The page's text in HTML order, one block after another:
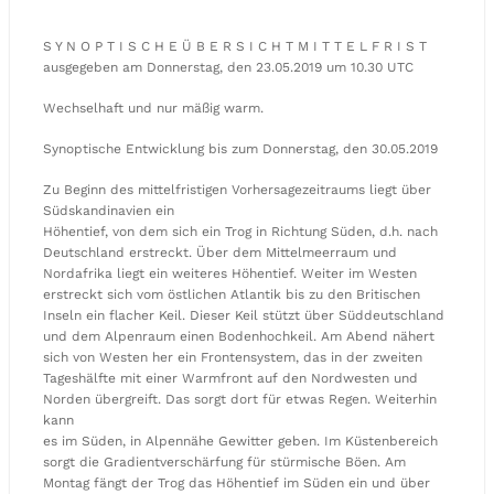
S Y N O P T I S C H E Ü B E R S I C H T M I T T E L F R I S T
ausgegeben am Donnerstag, den 23.05.2019 um 10.30 UTC
Wechselhaft und nur mäßig warm.
Synoptische Entwicklung bis zum Donnerstag, den 30.05.2019
Zu Beginn des mittelfristigen Vorhersagezeitraums liegt über
Südskandinavien ein
Höhentief, von dem sich ein Trog in Richtung Süden, d.h. nach
Deutschland erstreckt. Über dem Mittelmeerraum und
Nordafrika liegt ein weiteres Höhentief. Weiter im Westen
erstreckt sich vom östlichen Atlantik bis zu den Britischen
Inseln ein flacher Keil. Dieser Keil stützt über Süddeutschland
und dem Alpenraum einen Bodenhochkeil. Am Abend nähert
sich von Westen her ein Frontensystem, das in der zweiten
Tageshälfte mit einer Warmfront auf den Nordwesten und
Norden übergreift. Das sorgt dort für etwas Regen. Weiterhin
kann
es im Süden, in Alpennähe Gewitter geben. Im Küstenbereich
sorgt die Gradientverschärfung für stürmische Böen. Am
Montag fängt der Trog das Höhentief im Süden ein und über